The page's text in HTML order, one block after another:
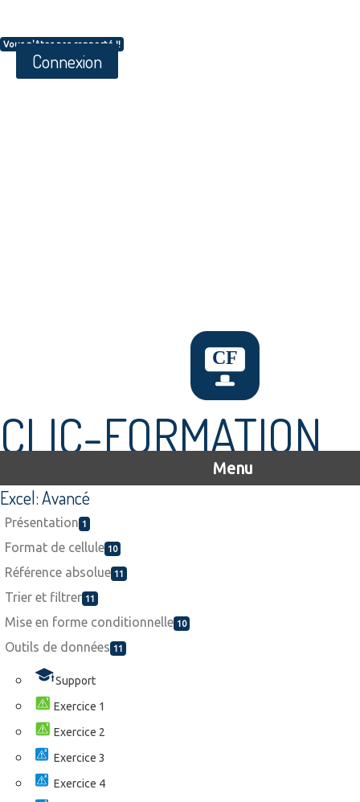
Vous n'êtes pas connecté !!
Connexion
CLIC-FORMATION
Menu
Excel: Avancé
Présentation 1
Format de cellule 10
Référence absolue 11
Trier et filtrer 11
Mise en forme conditionnelle 10
Outils de données 11
Support
Exercice 1
Exercice 2
Exercice 3
Exercice 4